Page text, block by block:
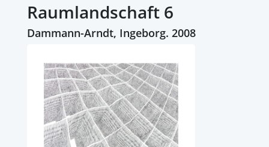
Raumlandschaft 6
Dammann-Arndt, Ingeborg. 2008